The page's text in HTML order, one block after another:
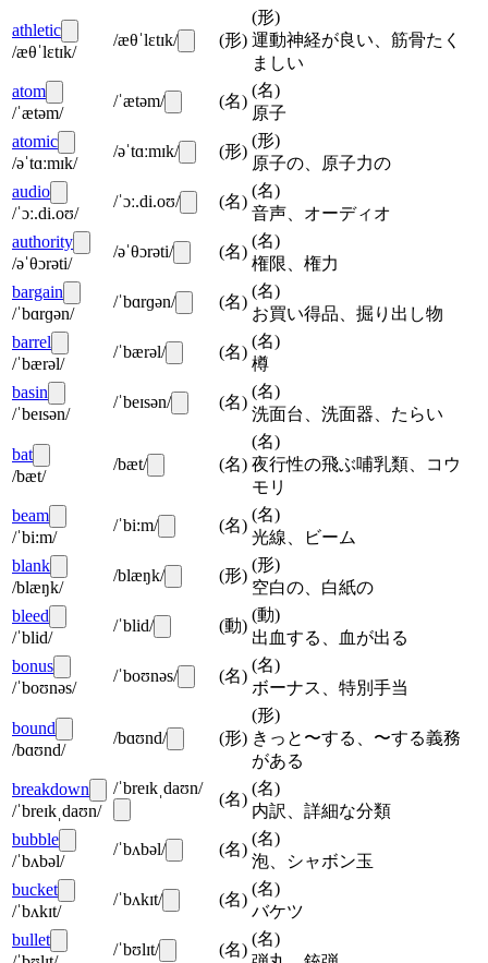
athletic
/æθˈlɛtɪk/
/æθˈlɛtɪk/ (形)
(形)
運動神経が良い、筋骨たく
ましい
atom
/ˈætəm/
/ˈætəm/ (名)
(名)
原子
atomic
/əˈtɑːmɪk/
/əˈtɑːmɪk/ (形)
(形)
原子の、原子力の
audio
/ˈɔː.di.oʊ/
/ˈɔː.di.oʊ/ (名)
(名)
音声、オーディオ
authority
/əˈθɔrəti/
/əˈθɔrəti/ (名)
(名)
権限、権力
bargain
/ˈbɑrɡən/
/ˈbɑrɡən/ (名)
(名)
お買い得品、掘り出し物
barrel
/ˈbærəl/
/ˈbærəl/ (名)
(名)
樽
basin
/ˈbeɪsən/
/ˈbeɪsən/ (名)
(名)
洗面台、洗面器、たらい
bat
/bæt/
/bæt/ (名)
(名)
夜行性の飛ぶ哺乳類、コウ
モリ
beam
/ˈbi:m/
/ˈbi:m/ (名)
(名)
光線、ビーム
blank
/blæŋk/
/blæŋk/ (形)
(形)
空白の、白紙の
bleed
/ˈblid/
/ˈblid/ (動)
(動)
出血する、血が出る
bonus
/ˈboʊnəs/
/ˈboʊnəs/ (名)
(名)
ボーナス、特別手当
bound
/bɑʊnd/
/bɑʊnd/ (形)
(形)
きっと〜する、〜する義務
がある
breakdown
/ˈbreɪkˌdaʊn/
/ˈbreɪkˌdaʊn/
(名)
(名)
内訳、詳細な分類
bubble
/ˈbʌbəl/
/ˈbʌbəl/ (名)
(名)
泡、シャボン玉
bucket
/ˈbʌkɪt/
/ˈbʌkɪt/ (名)
(名)
バケツ
bullet
/ˈbʊlɪt/ (名)
(名)